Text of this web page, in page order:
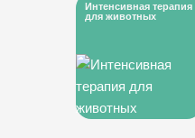
Интенсивная терапия
для животных